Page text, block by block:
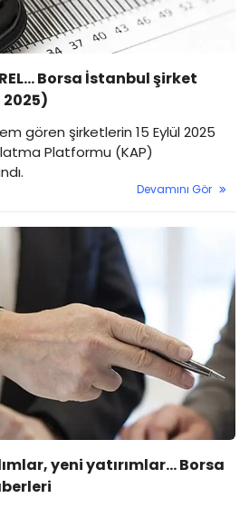
Borsa İstanbul şirket
2025)
gören şirketlerin 15 Eylül 2025
Platformu (KAP)
Devamını Gör
yeni yatırımlar… Borsa